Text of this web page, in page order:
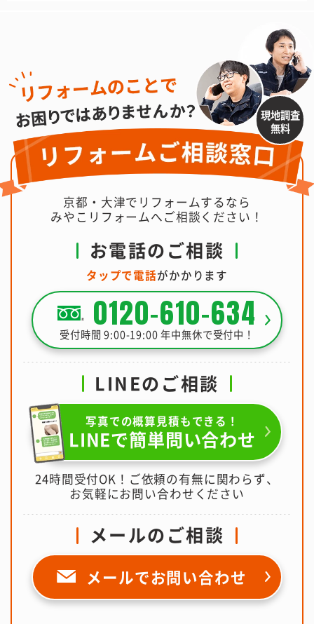
現地調査
無料
京都・大津でリフォームするなら
みやこリフォームへご相談ください！
お電話のご相談
タップで電話がかかります
0120-610-634
受付時間 9:00-19:00 年中無休で受付中！
LINEのご相談
写真での概算見積もできる！
LINEで簡単問い合わせ
24時間受付OK！ご依頼の有無に関わらず、
お気軽にお問い合わせください
メールのご相談
メールでお問い合わせ